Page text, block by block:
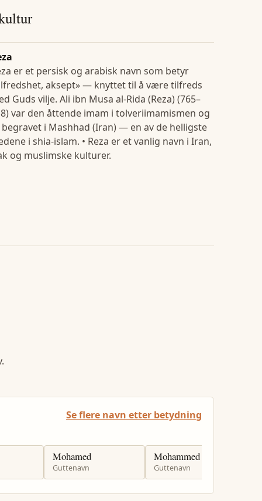
er et persisk og arabisk navn som betyr
aksept» — knyttet til å være tilfreds
Guds vilje. Ali ibn Musa al-Rida (Reza) (765–
var den åttende imam i tolveriimamismen og
begravet i Mashhad (Iran) — en av de helligste
i shia-islam. • Reza er et vanlig navn i Iran,
og muslimske kulturer.
Se flere navn etter betydning
Mohamed
Guttenavn
Mohammed
Guttenavn